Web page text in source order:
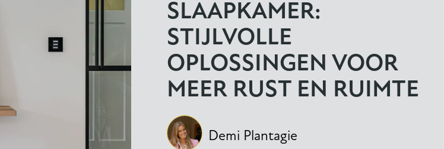
SLAAPKAMER:
STIJLVOLLE
OPLOSSINGEN VOOR
MEER RUST EN RUIMTE
Demi Plantagie